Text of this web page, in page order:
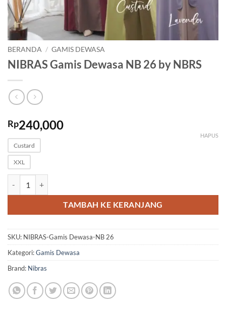
BERANDA / GAMIS DEWASA
NIBRAS Gamis Dewasa NB 26 by NBRS
Rp240,000
Custard
XXL
HAPUS
TAMBAH KE KERANJANG
SKU: NIBRAS-Gamis Dewasa-NB 26
Kategori:Gamis Dewasa
Brand: Nibras